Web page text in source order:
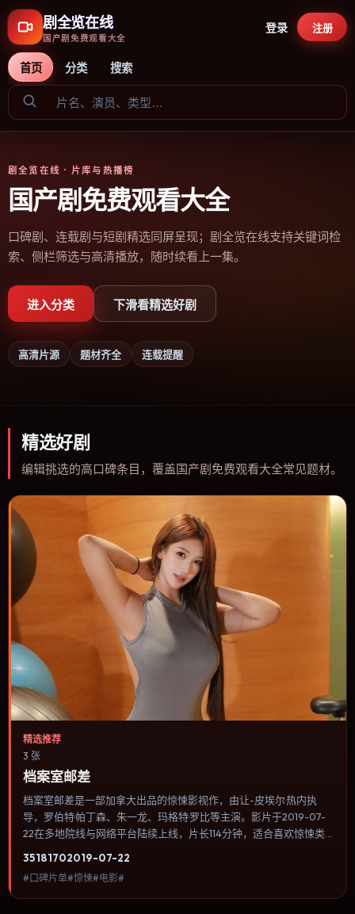
剧全览在线
国产剧免费观看大全
首页 分类 搜索
登录 注册
剧全览在线 · 片库与热播榜
国产剧免费观看大全
口碑剧、连载剧与短剧精选同屏呈现；剧全览在线支持关键词检
索、侧栏筛选与高清播放，随时续看上一集。
进入分类 下滑看精选好剧
高清片源 题材齐全 连载提醒
精选好剧
编辑挑选的高口碑条目，覆盖国产剧免费观看大全常见题材。
精选推荐
3 张
档案室邮差
档案室邮差是一部加拿大出品的惊悚影视作，由让-皮埃尔·热内执
导，罗伯特·帕丁森、朱一龙、玛格特·罗比等主演。影片于2019-07-
22在多地院线与网络平台陆续上线，片长114分钟，适合喜欢惊悚类
情节推进，节奏与视听语言统一，可作为休闲观影或类型片补片的选
择。
35181702019-07-22
#口碑片单#惊悚#电影#